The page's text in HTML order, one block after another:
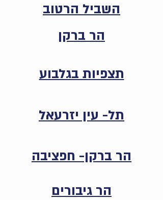
השביל הרטוב
הר ברקן
תצפיות בגלבוע
תל- עין יזרעאל
הר ברקן- חפציבה
הר גיבורים